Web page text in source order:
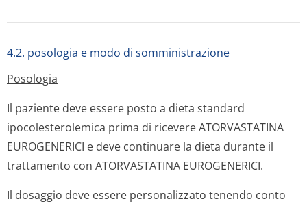
4.2. posologia e modo di somministrazione
Posologia
Il paziente deve essere posto a dieta standard
ipocolesterolemica prima di ricevere ATORVASTATINA
EUROGENERICI e deve continuare la dieta durante il
trattamento con ATORVASTATINA EUROGENERICI.
Il dosaggio deve essere personalizzato tenendo conto